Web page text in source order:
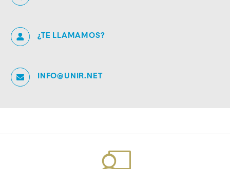
¿TE LLAMAMOS?
INFO@UNIR.NET